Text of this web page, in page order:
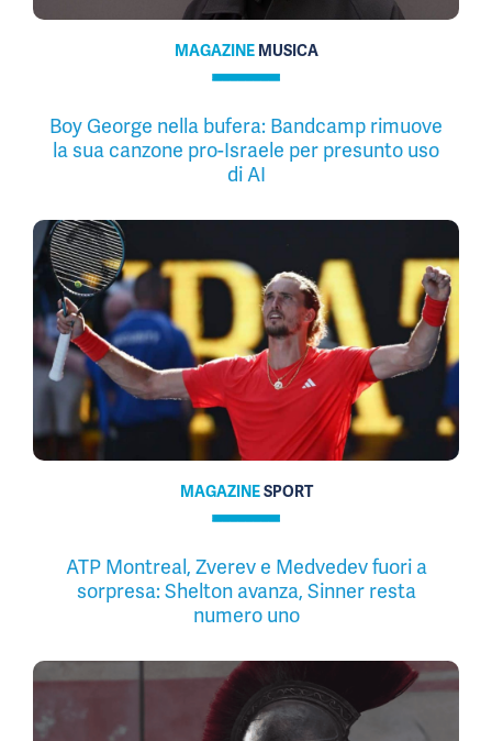
MAGAZINE MUSICA
Boy George nella bufera: Bandcamp rimuove
la sua canzone pro-Israele per presunto uso
di AI
MAGAZINESPORT
ATP Montreal, Zverev e Medvedev fuori a
sorpresa: Shelton avanza, Sinner resta
numero uno